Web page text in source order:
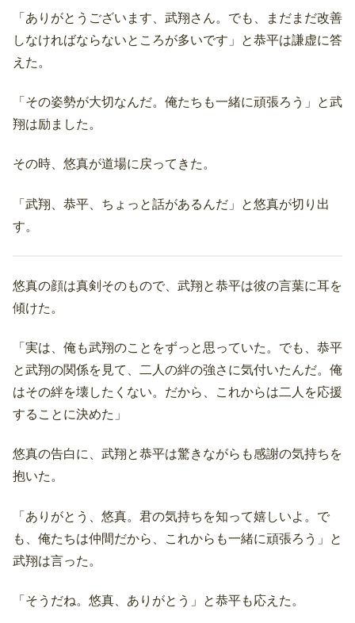
「ありがとうございます、武翔さん。でも、まだまだ改善
しなければならないところが多いです」と恭平は謙虚に答
えた。
「その姿勢が大切なんだ。俺たちも一緒に頑張ろう」と武
翔は励ました。
その時、悠真が道場に戻ってきた。
「武翔、恭平、ちょっと話があるんだ」と悠真が切り出
す。
悠真の顔は真剣そのもので、武翔と恭平は彼の言葉に耳を
傾けた。
「実は、俺も武翔のことをずっと思っていた。でも、恭平
と武翔の関係を見て、二人の絆の強さに気付いたんだ。俺
はその絆を壊したくない。だから、これからは二人を応援
することに決めた」
悠真の告白に、武翔と恭平は驚きながらも感謝の気持ちを
抱いた。
「ありがとう、悠真。君の気持ちを知って嬉しいよ。で
も、俺たちは仲間だから、これからも一緒に頑張ろう」と
武翔は言った。
「そうだね。悠真、ありがとう」と恭平も応えた。